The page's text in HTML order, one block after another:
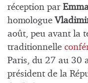
réception par
homologue
août, peu avant la
traditionnelle
Paris, du 27 au 30
président de la